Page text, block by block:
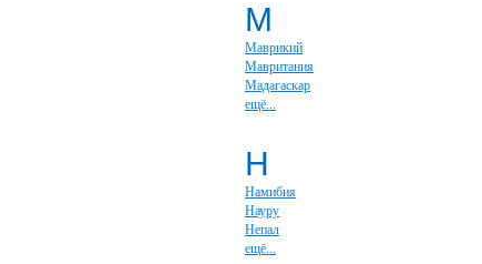
М
Маврикий
Мавритания
Мадагаскар
ещё...
Н
Намибия
Науру
Непал
ещё...